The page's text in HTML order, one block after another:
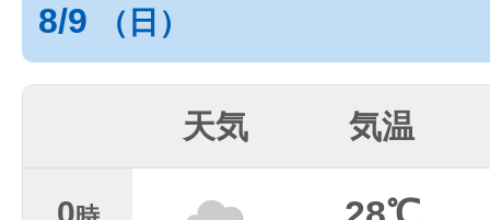
8/9 （日）
天気 気温